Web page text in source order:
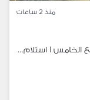
منذ 2 ساعات
شقة للبيع 218 متر بجاردن فى 90 افنيو التجمع الخامس | استلام متشطب بالتكيفات برام لوكيشن جنب الجامعه الامريكية على التسعين الجنوبى